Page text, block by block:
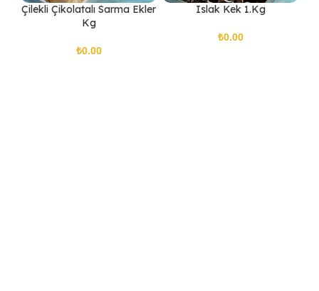
Çilekli Çikolatalı Sarma Ekler
Kg
₺
Islak Kek 1.Kg
₺